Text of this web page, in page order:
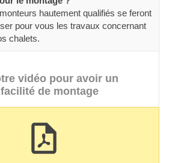
hautement qualifiés se feront
pour vous les travaux concernant
chalets.
vidéo pour avoir un
de montage